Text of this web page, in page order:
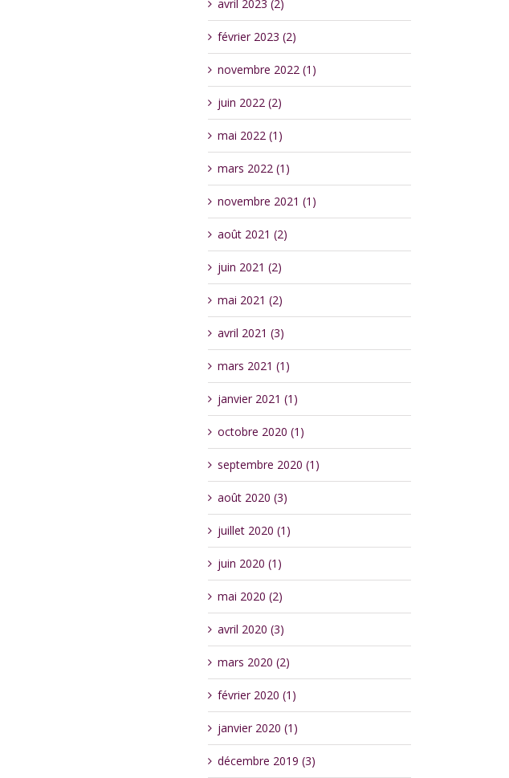
avril 2023 (2)
février 2023 (2)
novembre 2022 (1)
juin 2022 (2)
mai 2022 (1)
mars 2022 (1)
novembre 2021 (1)
août 2021 (2)
juin 2021 (2)
mai 2021 (2)
avril 2021 (3)
mars 2021 (1)
janvier 2021 (1)
octobre 2020 (1)
septembre 2020 (1)
août 2020 (3)
juillet 2020 (1)
juin 2020 (1)
mai 2020 (2)
avril 2020 (3)
mars 2020 (2)
février 2020 (1)
janvier 2020 (1)
décembre 2019 (3)